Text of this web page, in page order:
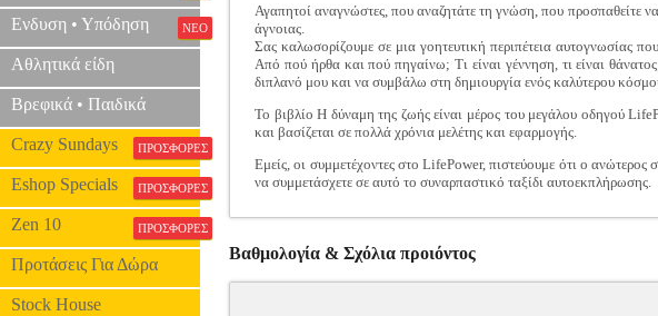
Ενδυση • Υπόδηση ΝΕΟ
Αθλητικά είδη
Βρεφικά • Παιδικά
Crazy Sundays ΠΡΟΣΦΟΡΕΣ
Eshop Specials ΠΡΟΣΦΟΡΕΣ
Zen 10 ΠΡΟΣΦΟΡΕΣ
Προτάσεις Για Δώρα
Stock House
Αγαπητοί αναγνώστες, που αναζητάτε τη γνώση, που προσπαθείτε
άγνοιας.
Σας καλωσορίζουμε σε μια γοητευτική περιπέτεια αυτογνωσίας
Από πού ήρθα και πού πηγαίνω; Τι είναι γέννηση, τι είναι
διπλανό μου και να συμβάλω στη δημιουργία ενός καλύτερου
Το βιβλίο Η δύναμη της ζωής είναι μέρος του μεγάλου οδηγού
και βασίζεται σε πολλά χρόνια μελέτης και εφαρμογής.
Εμείς, οι συμμετέχοντες στο LifePower, πιστεύουμε ότι ο
να συμμετάσχετε σε αυτό το συναρπαστικό ταξίδι αυτοεκπλήρωσης.
Βαθμολογία & Σχόλια προιόντος